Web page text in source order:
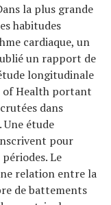
la plus grande
habitudes
cardiaque, un
un rapport de
longitudinale
of Health portant
dans
étude
pour
Le
relation entre la
de battements